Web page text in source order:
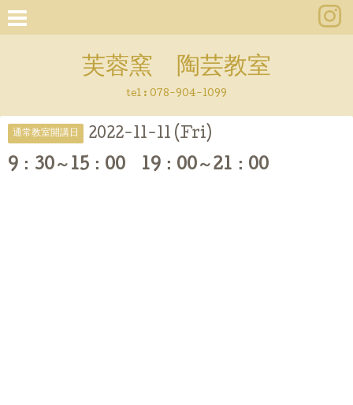
芙蓉窯 陶芸教室
tel : 078-904-1099
通常教室開講日 2022-11-11 (Fri)
9：30～15：00 19：00～21：00